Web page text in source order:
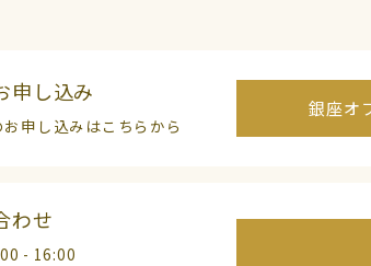
申し込み
申し込みはこちらから
銀座オ
わせ
- 16:00